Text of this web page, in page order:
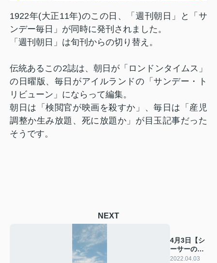
1922年(大正11年)のこの日、「週刊朝日」と「サ
ンデー毎日」が同時に発刊されました。
「週刊朝日」は旬刊からの切り替え。
伝統あるこの2誌は、朝日が「ロンドンタイムス」
の日曜版、毎日がアイルランドの「サンデー・ト
リビューン」にならって編集。
朝日は「検閲官が映画を殺すか」、毎日は「産児
調整か生み放題、死に放題か」が目玉記事だった
そうです。
NEXT
4月3日【シ
ーサーの
日】
2022.04.03